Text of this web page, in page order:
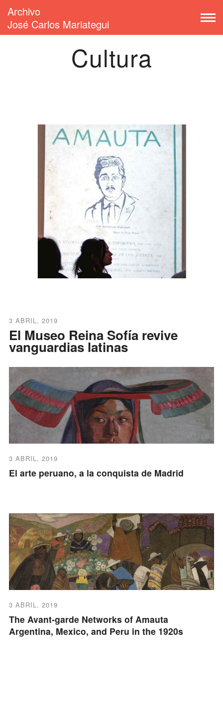
Archivo
José Carlos Mariategui
Cultura
3 ABRIL, 2019
El Museo Reina Sofía revive
vanguardias latinas
3 ABRIL, 2019
El arte peruano, a la conquista de Madrid
3 ABRIL, 2019
The Avant-garde Networks of Amauta
Argentina, Mexico, and Peru in the 1920s